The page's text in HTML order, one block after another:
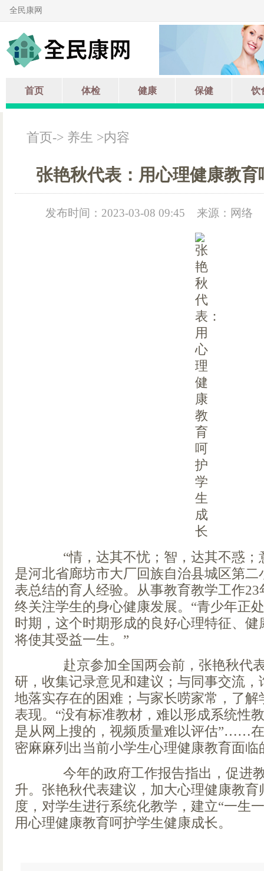
全民康网
首页 体检 健康 保健 饮
首页-> 养生 >内容
张艳秋代表：用心理健康教育
发布时间：2023-03-08 09:45 来源：网络
“情，达其不忧；智，达其不惑；
是河北省廊坊市大厂回族自治县城区第
表总结的育人经验。从事教育教学工作
终关注学生的身心健康发展。“青少年正
时期，这个时期形成的良好心理特征、
将使其受益一生。”
赴京参加全国两会前，张艳秋代
研，收集记录意见和建议；与同事交流
地落实存在的困难；与家长唠家常，了
表现。“没有标准教材，难以形成系统性
是从网上搜的，视频质量难以评估”……
密麻麻列出当前小学生心理健康教育面临
今年的政府工作报告指出，促进
升。张艳秋代表建议，加大心理健康教
度，对学生进行系统化教学，建立“一生
用心理健康教育呵护学生健康成长。